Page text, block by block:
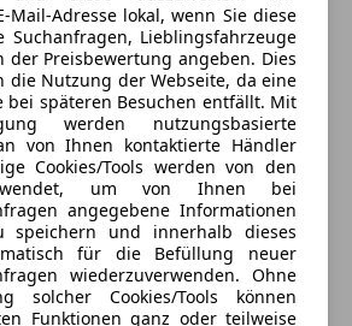
Mail-Adresse lokal, wenn Sie diese
Suchanfragen, Lieblingsfahrzeuge
der Preisbewertung angeben. Dies
die Nutzung der Webseite, da eine
bei späteren Besuchen entfällt. Mit
werden nutzungsbasierte
von Ihnen kontaktierte Händler
Cookies/Tools werden von den
um von Ihnen bei
angegebene Informationen
speichern und innerhalb dieses
für die Befüllung neuer
wiederzuverwenden. Ohne
solcher Cookies/Tools können
Funktionen ganz oder teilweise